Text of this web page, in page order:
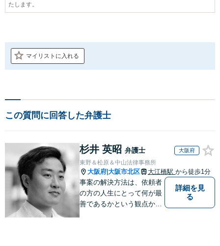
たします。
マイリストに入れる
この質問に回答した弁護士
杉井 英昭 弁護士 大阪府
東野＆松原＆中山法律事務所
大阪府 大阪市北区 大江橋駅 から徒歩1分
事案の解決方法は、依頼者
の方の人生にとって何が最
善であるかという観点か
詳細を見
る